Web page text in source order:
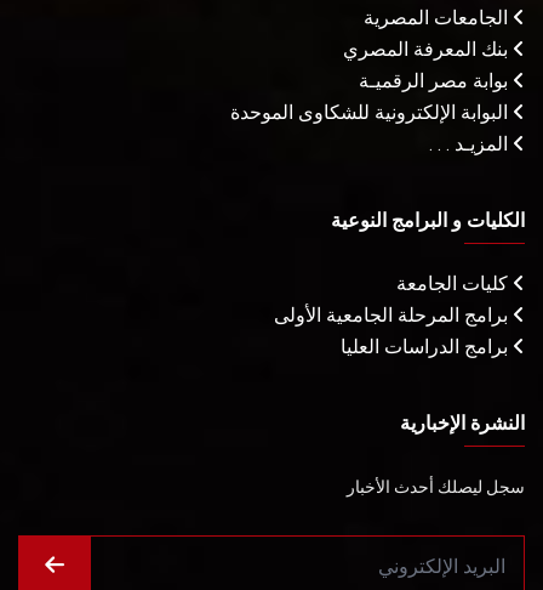
الجامعات المصرية
بنك المعرفة المصري
بوابة مصر الرقميـة
البوابة الإلكترونية للشكاوى الموحدة
المزيـد . . .
الكليات و البرامج النوعية
كليات الجامعة
برامج المرحلة الجامعية الأولى
برامج الدراسات العليا
النشرة الإخبارية
سجل ليصلك أحدث الأخبار